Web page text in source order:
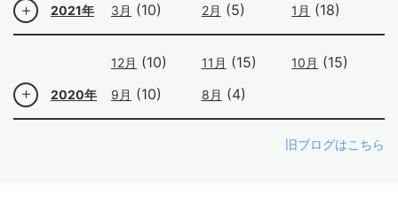
2021年 3月 (10) 2月 (5) 1月 (18)
2020年
12月 (10) 11月 (15) 10月 (15)
9月 (10) 8月 (4)
旧ブログはこちら